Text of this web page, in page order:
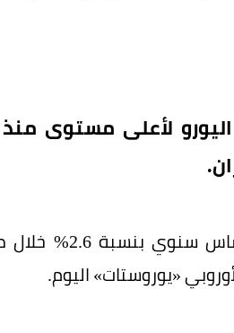
وارتفعت أسعار
«يوروستات» اليوم.